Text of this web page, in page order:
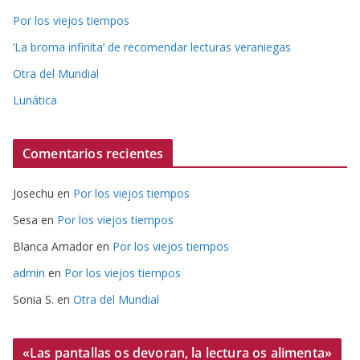
Por los viejos tiempos
‘La broma infinita’ de recomendar lecturas veraniegas
Otra del Mundial
Lunática
Comentarios recientes
Josechu en Por los viejos tiempos
Sesa en Por los viejos tiempos
Blanca Amador en Por los viejos tiempos
admin en Por los viejos tiempos
Sonia S. en Otra del Mundial
«Las pantallas os devoran, la lectura os alimenta»